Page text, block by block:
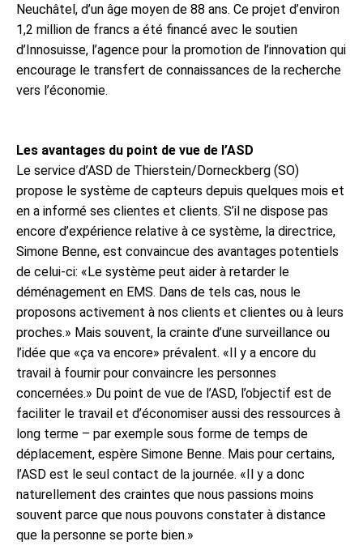
Neuchâtel, d’un âge moyen de 88 ans. Ce projet d’environ
1,2 million de francs a été financé avec le soutien
d’Innosuisse, l’agence pour la promotion de l’innovation qui
encourage le transfert de connaissances de la recherche
vers l’économie.
Les avantages du point de vue de l’ASD
Le service d’ASD de Thierstein/Dorneckberg (SO)
propose le système de capteurs depuis quelques mois et
en a informé ses clientes et clients. S’il ne dispose pas
encore d’expérience relative à ce système, la directrice,
Simone Benne, est convaincue des avantages potentiels
de celui-ci: «Le système peut aider à retarder le
déménagement en EMS. Dans de tels cas, nous le
proposons activement à nos clients et clientes ou à leurs
proches.» Mais souvent, la crainte d’une surveillance ou
l’idée que «ça va encore» prévalent. «Il y a encore du
travail à fournir pour convaincre les personnes
concernées.» Du point de vue de l’ASD, l’objectif est de
faciliter le travail et d’économiser aussi des ressources à
long terme – par exemple sous forme de temps de
déplacement, espère Simone Benne. Mais pour certains,
l’ASD est le seul contact de la journée. «Il y a donc
naturellement des craintes que nous passions moins
souvent parce que nous pouvons constater à distance
que la personne se porte bien.»